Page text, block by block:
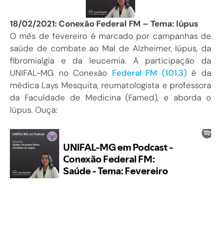
18/02/2021: Conexão Federal FM – Tema: lúpus
O mês de fevereiro é marcado por campanhas de
saúde de combate ao Mal de Alzheimer, lúpus, da
fibromialgia e da leucemia. A participação da
UNIFAL-MG no Conexão Federal FM (101,3) é da
médica Lays Mesquita, reumatologista e professora
da Faculdade de Medicina (Famed), e aborda o
lúpus. Ouça: